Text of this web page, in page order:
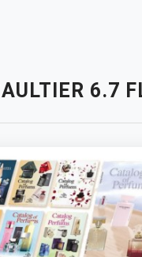
6.7